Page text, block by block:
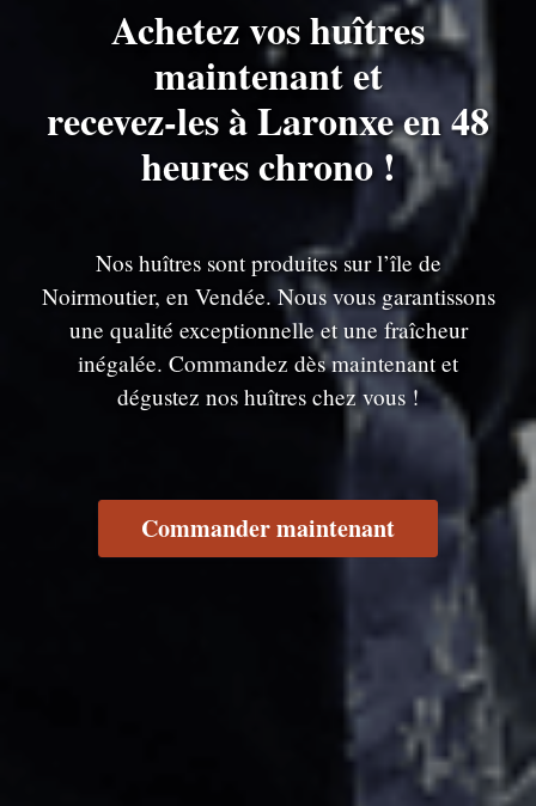
Achetez vos huîtres
maintenant et
recevez-les à Laronxe en 48
heures chrono !
Nos huîtres sont produites sur l’île de
Noirmoutier, en Vendée. Nous vous garantissons
une qualité exceptionnelle et une fraîcheur
inégalée. Commandez dès maintenant et
dégustez nos huîtres chez vous !
Commander maintenant